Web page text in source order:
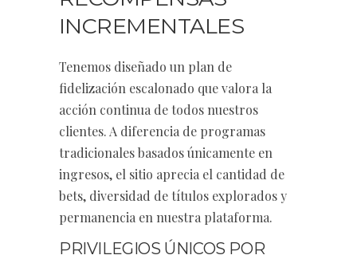
INCREMENTALES
Tenemos diseñado un plan de
fidelización escalonado que valora la
acción continua de todos nuestros
clientes. A diferencia de programas
tradicionales basados únicamente en
ingresos, el sitio aprecia el cantidad de
bets, diversidad de títulos explorados y
permanencia en nuestra plataforma.
PRIVILEGIOS ÚNICOS POR